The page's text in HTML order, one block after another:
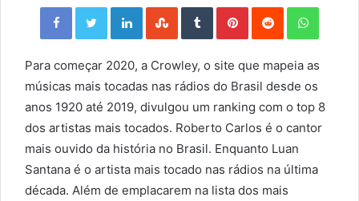
Facebook Twitter LinkedIn StumbleUpon Tumblr Pinterest Reddit
Para começar 2020, a Crowley, o site que mapeia as
músicas mais tocadas nas rádios do Brasil desde os
anos 1920 até 2019, divulgou um ranking com o top 8
dos artistas mais tocados. Roberto Carlos é o cantor
mais ouvido da história no Brasil. Enquanto Luan
Santana é o artista mais tocado nas rádios na última
década. Além de emplacarem na lista dos mais